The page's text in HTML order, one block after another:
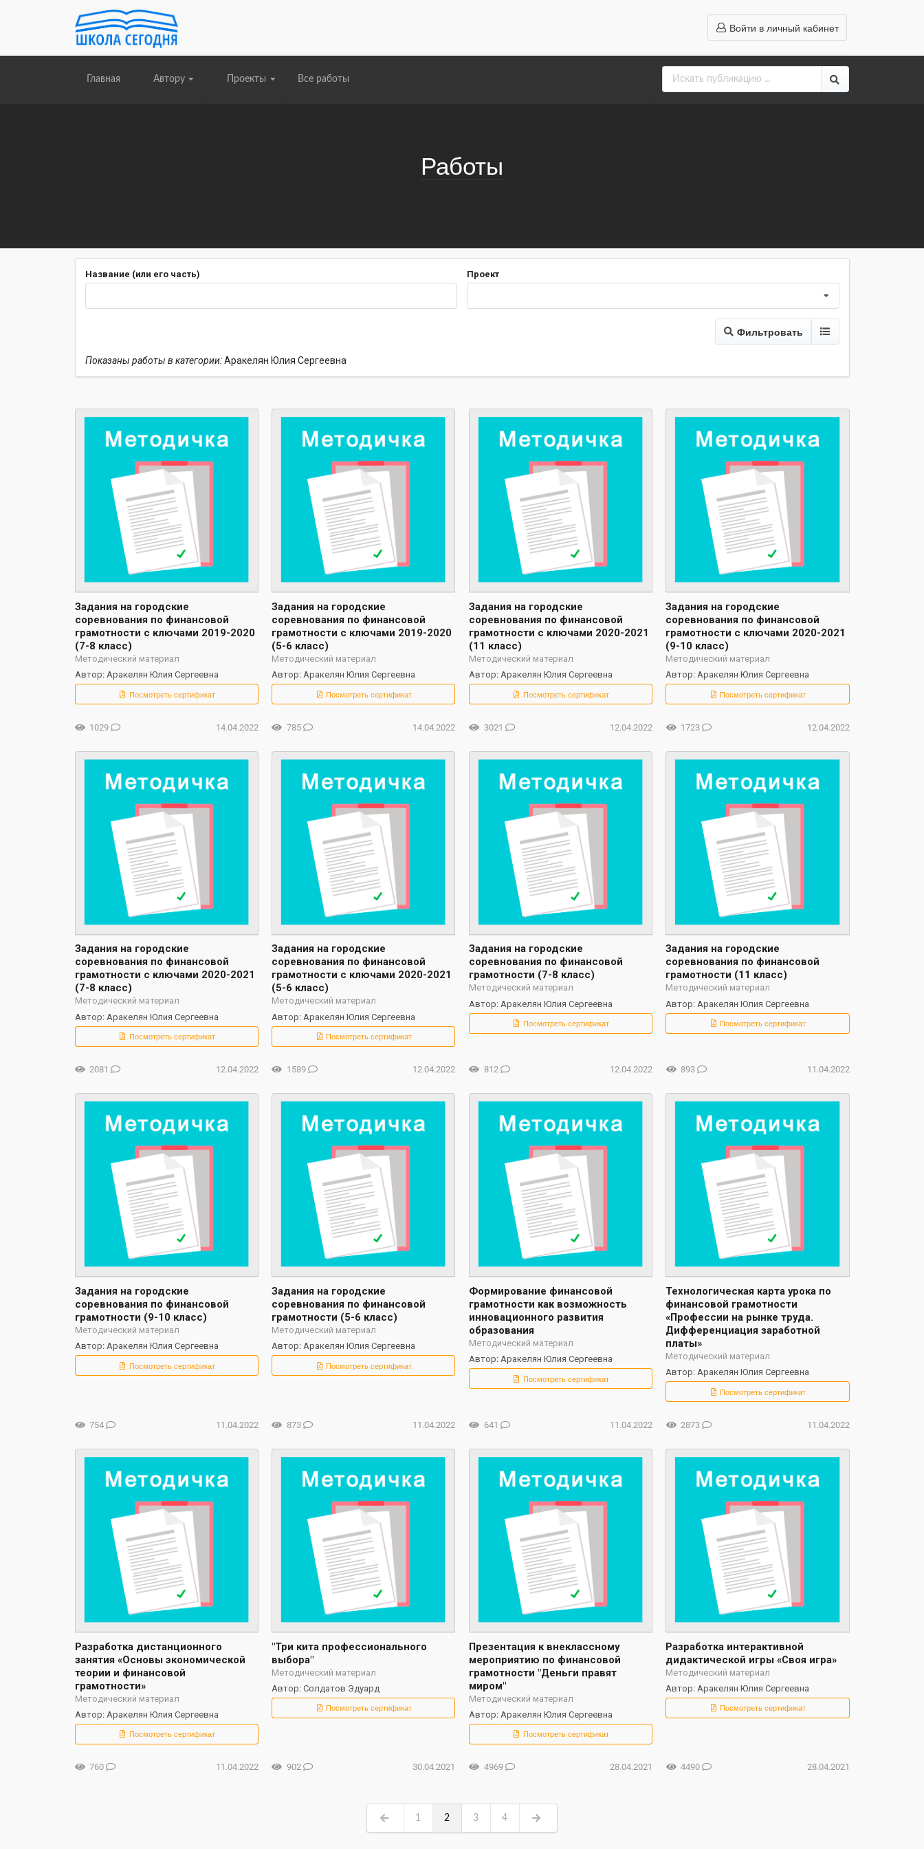
Войти в личный кабинет
Главная Автору Проекты Все работы
Работы
Название (или его часть) Проект
Фильтровать
Показаны работы в категории:Аракелян Юлия Сергеевна
Задания на городские
соревнования по финансовой
грамотности с ключами 2019-2020
(7-8 класс)
Методический материал
Автор: Аракелян Юлия Сергеевна
Посмотреть сертификат
14.04.2022
1029
Задания на городские
соревнования по финансовой
грамотности с ключами 2019-2020
(5-6 класс)
Методический материал
Автор: Аракелян Юлия Сергеевна
Посмотреть сертификат
14.04.2022
785
Задания на городские
соревнования по финансовой
грамотности с ключами 2020-2021
(11 класс)
Методический материал
Автор: Аракелян Юлия Сергеевна
Посмотреть сертификат
12.04.2022
3021
Задания на городские
соревнования по финансовой
грамотности с ключами 2020-2021
(9-10 класс)
Методический материал
Автор: Аракелян Юлия Сергеевна
Посмотреть сертификат
12.04.2022
1723
Задания на городские
соревнования по финансовой
грамотности с ключами 2020-2021
(7-8 класс)
Методический материал
Автор: Аракелян Юлия Сергеевна
Посмотреть сертификат
12.04.2022
2081
Задания на городские
соревнования по финансовой
грамотности с ключами 2020-2021
(5-6 класс)
Методический материал
Автор: Аракелян Юлия Сергеевна
Посмотреть сертификат
12.04.2022
1589
Задания на городские
соревнования по финансовой
грамотности (7-8 класс)
Методический материал
Автор: Аракелян Юлия Сергеевна
Посмотреть сертификат
12.04.2022
812
Задания на городские
соревнования по финансовой
грамотности (11 класс)
Методический материал
Автор: Аракелян Юлия Сергеевна
Посмотреть сертификат
11.04.2022
893
Задания на городские
соревнования по финансовой
грамотности (9-10 класс)
Методический материал
Автор: Аракелян Юлия Сергеевна
Посмотреть сертификат
11.04.2022
754
Задания на городские
соревнования по финансовой
грамотности (5-6 класс)
Методический материал
Автор: Аракелян Юлия Сергеевна
Посмотреть сертификат
11.04.2022
873
Формирование финансовой
грамотности как возможность
инновационного развития
образования
Методический материал
Автор: Аракелян Юлия Сергеевна
Посмотреть сертификат
11.04.2022
641
Технологическая карта урока по
финансовой грамотности
«Профессии на рынке труда.
Дифференциация заработной
платы»
Методический материал
Автор: Аракелян Юлия Сергеевна
Посмотреть сертификат
11.04.2022
2873
Разработка дистанционного
занятия «Основы экономической
теории и финансовой
грамотности»
Методический материал
Автор: Аракелян Юлия Сергеевна
Посмотреть сертификат
11.04.2022
760
"Три кита профессионального
выбора"
Методический материал
Автор: Солдатов Эдуард
Посмотреть сертификат
30.04.2021
902
Презентация к внеклассному
мероприятию по финансовой
грамотности "Деньги правят
миром"
Методический материал
Автор: Аракелян Юлия Сергеевна
Посмотреть сертификат
28.04.2021
4969
Разработка интерактивной
дидактической игры «Своя игра»
Методический материал
Автор: Аракелян Юлия Сергеевна
Посмотреть сертификат
28.04.2021
4490
1 2 3 4